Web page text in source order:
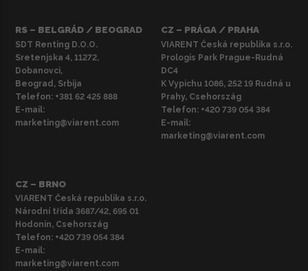
RS – BELGRÁD / BEOGRAD
SDT Renting D.O.O.
Sretenjska 4, 11272,
Dobanovci,
Beograd, Srbija
Telefon: +381 62 425 888
E-mail:
marketing@viarent.com
CZ – PRÁGA / PRAHA
VIARENT Česká republika s.r.o.
Prologis Park Prague-Rudná
DC4
K Vypichu 1086, 252 19 Rudná u
Prahy, Csehország
Telefon: +420 739 054 384
E-mail:
marketing@viarent.com
CZ – BRNO
VIARENT Česká republika s.r.o.
Národní třída 3687/42, 695 01
Hodonín, Csehország
Telefon: +420 739 054 384
E-mail:
marketing@viarent.com